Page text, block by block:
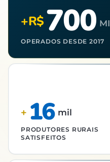
+R$700 MI
OPERADOS DESDE 2017
+ 16 mil
PRODUTORES RURAIS
SATISFEITOS